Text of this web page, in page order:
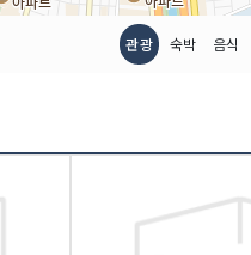
관광 숙박 음식